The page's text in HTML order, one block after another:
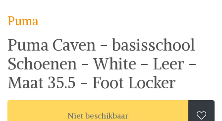
fashion wish-list samen. Veilig online shoppen.
Puma
Puma Caven - basisschool
Schoenen - White - Leer -
Maat 35.5 - Foot Locker
Niet beschikbaar 